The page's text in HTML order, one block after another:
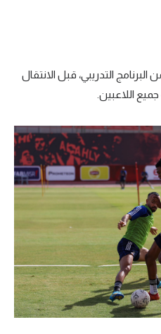
التدريبي، قبل الانتقال
اللاعبين.